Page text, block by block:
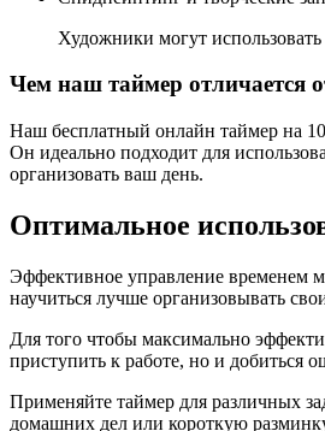
Художники могут
Чем наш таймер отличается
Наш бесплатный онлайн таймер на
Он идеально подходит для
организовать ваш день.
Оптимальное
Эффективное управление временем
научиться лучше организовывать
Для того чтобы максимально
приступить к работе, но и добиться
Применяйте таймер для различных
домашних дел или короткую